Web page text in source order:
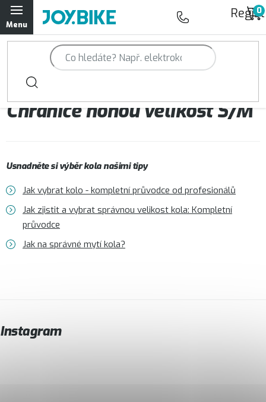
Přejít
na
obsah
Trailová kola Qayron
Horská kola Qayron
Dámská horská kola Qayron
Doplňky a oblečení Qayron
Kontakt Servisní a výdejní místa
Chrániče nohou velikost S/M
Usnadněte si výběr kola našimi tipy
Jak vybrat kolo - kompletní průvodce od profesionálů
Jak zjistit a vybrat správnou velikost kola: Kompletní
průvodce
Jak na správné mytí kola?
Instagram